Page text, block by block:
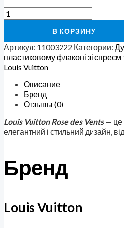
В КОРЗИНУ
Артикул: 11003222 Категории:
пластиковому флаконі зі
Louis Vuitton
Описание
Бренд
Отзывы (0)
Louis Vuitton Rose des Vents— це
елегантний і стильний дизайн,
Бренд
Louis Vuitton